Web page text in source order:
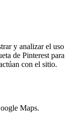
y analizar el uso
de Pinterest para
con el sitio.
Maps.